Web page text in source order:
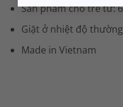
sợi nano.
dòng sản
cho các con
Sản phầm cho trẻ từ:
Giặt ở nhiệt độ
Made in Vietnam